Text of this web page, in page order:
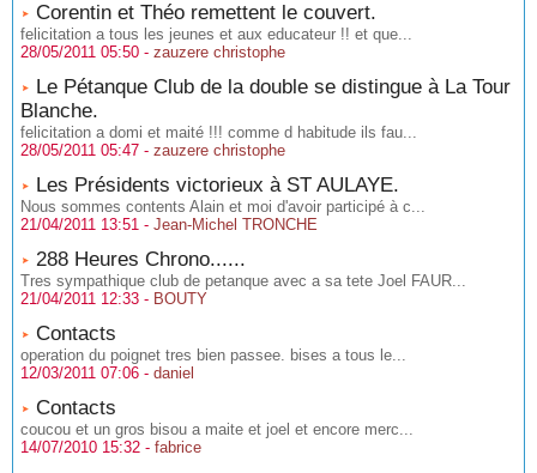
Corentin et Théo remettent le couvert.
felicitation a tous les jeunes et aux educateur !! et que...
28/05/2011 05:50 - zauzere christophe
Le Pétanque Club de la double se distingue à La Tour
Blanche.
felicitation a domi et maité !!! comme d habitude ils fau...
28/05/2011 05:47 - zauzere christophe
Les Présidents victorieux à ST AULAYE.
Nous sommes contents Alain et moi d'avoir participé à c...
21/04/2011 13:51 - Jean-Michel TRONCHE
288 Heures Chrono......
Tres sympathique club de petanque avec a sa tete Joel FAUR...
21/04/2011 12:33 - BOUTY
Contacts
operation du poignet tres bien passee. bises a tous le...
12/03/2011 07:06 - daniel
Contacts
coucou et un gros bisou a maite et joel et encore merc...
14/07/2010 15:32 - fabrice